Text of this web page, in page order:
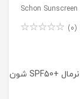
Schon
(0)